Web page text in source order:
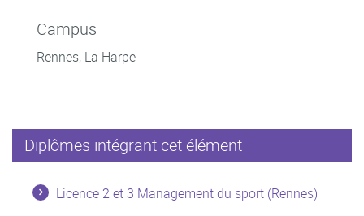
Campus
Rennes, La Harpe
Diplômes intégrant cet élément
Licence 2 et 3 Management du sport (Rennes)